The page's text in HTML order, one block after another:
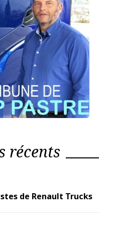
récents
de Renault Trucks